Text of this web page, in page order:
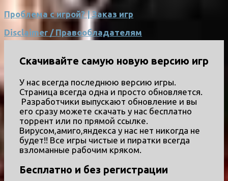
Проблема с игрой? | Заказ игр
Disclaimer / Правообладателям
Скачивайте самую новую версию игр
У нас всегда последнюю версию игры.
Страница всегда одна и просто обновляется.
Разработчики выпускают обновление и вы
его сразу можете скачать у нас бесплатно
торрент или по прямой ссылке.
Вирусом,амиго,яндекса у нас нет никогда не
будет!! Все игры чистые и пиратки всегда
взломанные рабочим кряком.
Бесплатно и без регистрации